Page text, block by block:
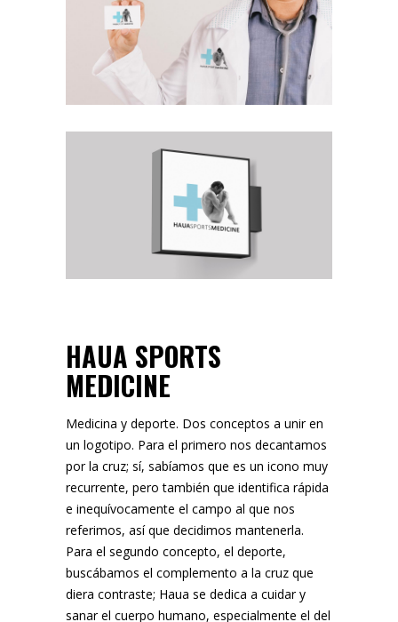
HAUA SPORTS
MEDICINE
Medicina y deporte. Dos conceptos a unir en
un logotipo. Para el primero nos decantamos
por la cruz; sí, sabíamos que es un icono muy
recurrente, pero también que identifica rápida
e inequívocamente el campo al que nos
referimos, así que decidimos mantenerla.
Para el segundo concepto, el deporte,
buscábamos el complemento a la cruz que
diera contraste; Haua se dedica a cuidar y
sanar el cuerpo humano, especialmente el del